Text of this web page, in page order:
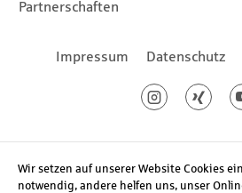
Partnerschaften
Footernavigation
Impressum Datenschutz
InstagramXing
Wir setzen auf unserer Website Cookies
notwendig, andere helfen uns, unser